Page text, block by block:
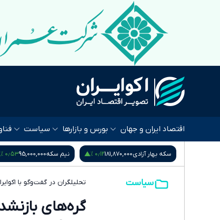
اقتصاد ایران و جهان بورس و بازارها سیاست
نیم سکه 95,000,000۰٫۵۳ % ربع سکه 53,000,000۰٫۹۵ %
سیاست تحلیلگران در گفت‌وگو با
گره‌های